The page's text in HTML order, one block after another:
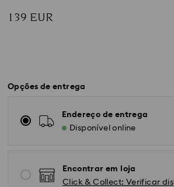
139 EUR
Opções de entrega
Endereço de entrega
Disponível online
Encontrar em loja
Click & Collect: Verificar